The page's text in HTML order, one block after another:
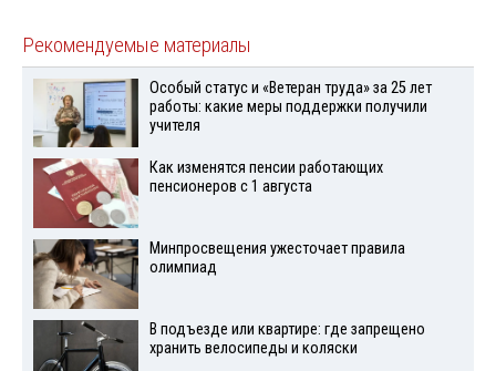
Рекомендуемые материалы
Особый статус и «Ветеран труда» за 25 лет
работы: какие меры поддержки получили
учителя
Как изменятся пенсии работающих
пенсионеров с 1 августа
Минпросвещения ужесточает правила
олимпиад
В подъезде или квартире: где запрещено
хранить велосипеды и коляски